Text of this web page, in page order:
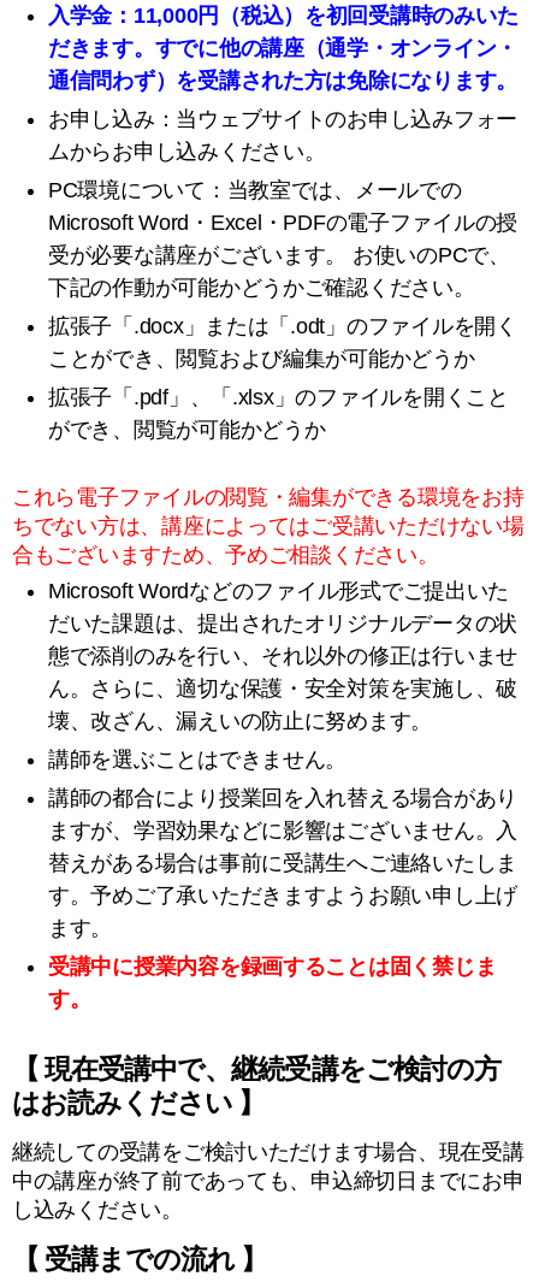
入学金： 11,000円（税込）を初回受講時のみいた
だきます。すでに他の講座（通学・ オンライン・
通信問わず）を受講された方は免除になります。
お申し込み：当ウェブサイトのお申し込みフォー
ムからお申し込みください。
PC環境について：当教室では、メールでの
Microsoft Word・Excel・PDFの電子ファイルの授
受が必要な講座がございます。
お使いのPCで、
下記の作動が可能かどうかご確認ください。
拡張子「.docx」または「.odt」のファイルを開く
ことができ、閲覧および編集が可能かどうか
拡張子「.pdf」、「.xlsx」のファイルを開くこと
ができ、閲覧が可能かどうか
これら電子ファイルの閲覧・編集ができる環境をお持
ちでない方は、講座によってはご受講いただけない場
合もございますため、予めご相談ください。
Microsoft Wordなどのファイル形式でご提出いた
だいた課題は、提出されたオリジナルデータの状
態で添削のみを行い、それ以外の修正は行いませ
ん。さらに、適切な保護・安全対策を実施し、破
壊、改ざん、漏えいの防止に努めます。
講師を選ぶことはできません。
講師の都合により授業回を入れ替える場合があり
ますが、学習効果などに影響はございません。入
替えがある場合は事前に受講生へご連絡いたしま
す。予めご了承いただきますようお願い申し上げ
ます。
受講中に授業内容を録画することは固く禁じま
す。
【 現在受講中で、継続受講をご検討の方
はお読みください 】
継続しての受講をご検討いただけます場合、現在受講
中の講座が終了前であっても、申込締切日までにお申
し込みください。
【 受講までの流れ 】